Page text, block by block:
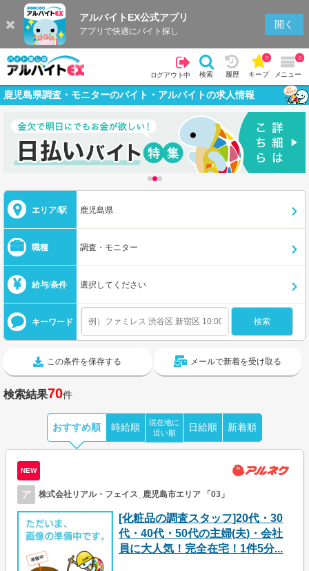
アルバイトEX公式アプリ
アプリで快適にバイト探し
開く
ログアウト中 検索 履歴 キープ
0
メニュー
0
鹿児島県調査・モニターのバイト・アルバイトの求人情報
エリア/駅 鹿児島県
職種 調査・モニター
給与/条件 選択してください
キーワード
この条件を保存する メールで新着を受け取る
検索結果70件
おすすめ順 時給順
現在地に
近い順
日給順 新着順
NEW
ア 株式会社リアル・フェイス_鹿児島市エリア 「03」
[化粧品の調査スタッフ]20代・30
代・40代・50代の主婦(夫)・会社
員に大人気！完全在宅！1件5分...